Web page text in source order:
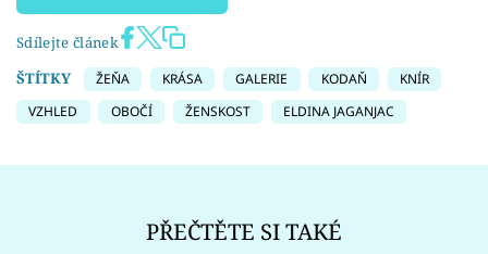
Sdílejte článek
ŠTÍTKY
ŽEŇA KRÁSA GALERIE KODAŇ
KNÍR
VZHLED
OBOČÍ ŽENSKOST ELDINA JAGANJAC
PŘEČTĚTE SI TAKÉ